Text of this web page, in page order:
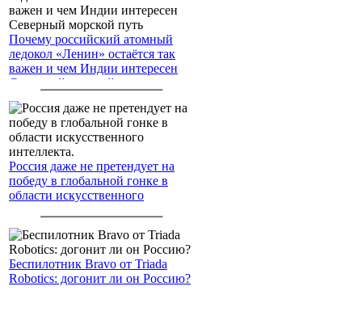
Почему российский атомный
ледокол «Ленин» остаётся так
важен и чем Индии интересен
Северный морской путь
Россия даже не претендует на
победу в глобальной гонке в
области искусственного
Беспилотник Bravo от Triada
Robotics: догонит ли он Россию?